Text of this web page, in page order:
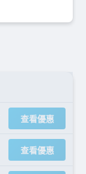
查看優惠
查看優惠